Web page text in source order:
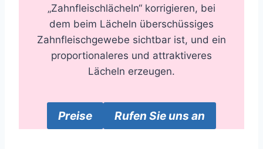
„Zahnfleischlächeln“ korrigieren, bei
dem beim Lächeln überschüssiges
Zahnfleischgewebe sichtbar ist, und ein
proportionaleres und attraktiveres
Lächeln erzeugen.
Preise Rufen Sie uns an